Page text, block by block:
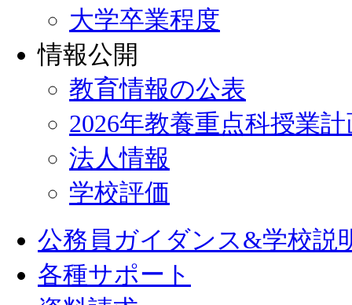
大学卒業程度
情報公開
教育情報の公表
2026年教養重点科授業
法人情報
学校評価
公務員ガイダンス&学校説
各種サポート